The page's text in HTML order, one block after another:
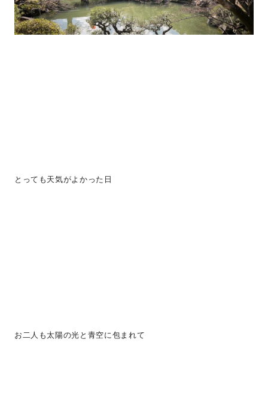
とっても天気がよかった日
お二人も太陽の光と青空に包まれて